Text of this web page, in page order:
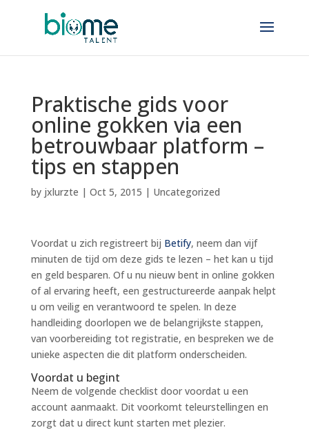
Praktische gids voor
online gokken via een
betrouwbaar platform –
tips en stappen
by jxlurzte | Oct 5, 2015 | Uncategorized
Voordat u zich registreert bij Betify, neem dan vijf
minuten de tijd om deze gids te lezen – het kan u tijd
en geld besparen. Of u nu nieuw bent in online gokken
of al ervaring heeft, een gestructureerde aanpak helpt
u om veilig en verantwoord te spelen. In deze
handleiding doorlopen we de belangrijkste stappen,
van voorbereiding tot registratie, en bespreken we de
unieke aspecten die dit platform onderscheiden.
Voordat u begint
Neem de volgende checklist door voordat u een
account aanmaakt. Dit voorkomt teleurstellingen en
zorgt dat u direct kunt starten met plezier.